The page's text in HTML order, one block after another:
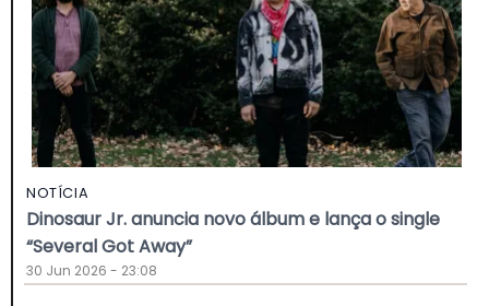
NOTÍCIA
Dinosaur Jr. anuncia novo álbum e lança o single
“Several Got Away”
30 Jun 2026 - 23:08